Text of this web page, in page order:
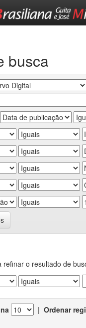
busca
refinar o resultado de
| Ordenar